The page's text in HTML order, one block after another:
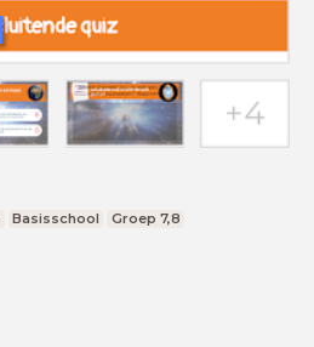
Basisschool Groep 7,8